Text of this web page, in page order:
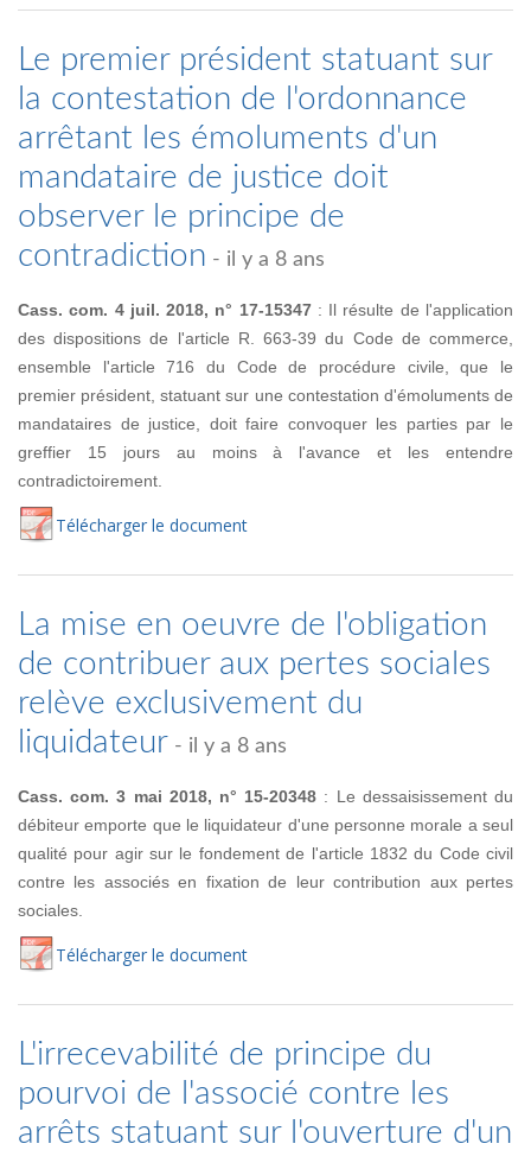
Le premier président statuant sur
la contestation de l'ordonnance
arrêtant les émoluments d'un
mandataire de justice doit
observer le principe de
contradiction - il y a 8 ans
Cass. com. 4 juil. 2018, n° 17-15347: Il résulte de l'application
des dispositions de l'article R. 663-39 du Code de commerce,
ensemble l'article 716 du Code de procédure civile, que le
premier président, statuant sur une contestation d'émoluments de
mandataires de justice, doit faire convoquer les parties par le
greffier 15 jours au moins à l'avance et les entendre
contradictoirement.
Télécharger le document
La mise en oeuvre de l'obligation
de contribuer aux pertes sociales
relève exclusivement du
liquidateur - il y a 8 ans
Cass. com. 3 mai 2018, n° 15-20348 : Le dessaisissement du
débiteur emporte que le liquidateur d'une personne morale a seul
qualité pour agir sur le fondement de l'article 1832 du Code civil
contre les associés en fixation de leur contribution aux pertes
sociales.
Télécharger le document
L'irrecevabilité de principe du
pourvoi de l'associé contre les
arrêts statuant sur l'ouverture d'un